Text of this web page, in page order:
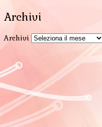
Archivi
Archivi